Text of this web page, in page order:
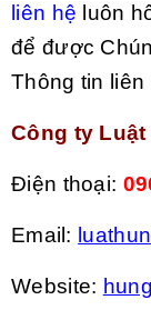
liên hệ luôn
để được
Thông tin liên
Công ty
Điện thoại:
Email:
Website: